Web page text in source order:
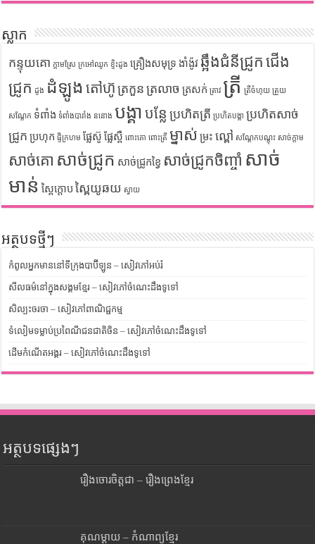
ស្លាក
កន្ទុយគោ ក្តាមស្រែ ក្រអៅឈូក ខ្ទិះដូង គ្រឿងសមុទ្រ ងាំង៉ូវ ឆ្អឹងជំនីជ្រូក ជើង
ជ្រូក ដូង ដំឡូង តៅហ៊ូ ត្រកួន ត្រលាច ត្រសក់ ត្រាវ ត្រី ត្រីចំហុយ ត្រួយ
សណ្តែក ទំពាំង ទំពាំងបារាំង ននោង បង្គា បន្លែ ប្រហិតត្រី ប្រហិតបង្គា ប្រហិតសាច់
ជ្រូក ប្រហុក ផ្ទីក្រហម ផ្លែស៊ូ ផ្លែស្ពឺ ពោះគោ ពោះត្រី ម្នាស់ ម្រះ ល្ពៅ សណ្តែកបណ្តុះ សាច់ក្តាម
សាច់គោ សាច់ជ្រូក សាច់ជ្រូកខ្វៃ សាច់ជ្រូកចិញ្ចាំ សាច់
មាន់ ស្ពៃក្តោប ស្ពៃយូឆយ ស្វាយ
អត្ថបទថ្មីៗ
កំពូលអ្នកមាននៅទីក្រុងបាប៊ីឡូន – សៀវភៅអប់រំ
សីលធម៌នៅក្នុងសង្គមខ្មែរ – សៀវភៅចំណេះដឹងទូទៅ
សិល្បះចរចា – សៀវភៅពាណិជ្ជកម្ម
ទំលៀមទម្លាប់ប្រពៃណីជនជាតិចិន – សៀវភៅចំណេះដឹងទូទៅ
ដើមកំណើតអង្គរ – សៀវភៅចំណេះដឹងទូទៅ
អត្ថបទផ្សេងៗ
រឿងចោរចិត្តជា – រឿងព្រេងខ្មែរ
គុណម្តាយ – កំណាព្យខ្មែរ